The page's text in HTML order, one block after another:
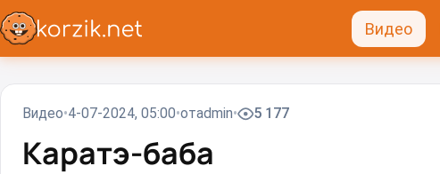
Видео
Видео 4-07-2024, 05:00 отadmin 5 177
Каратэ-баба⁠⁠